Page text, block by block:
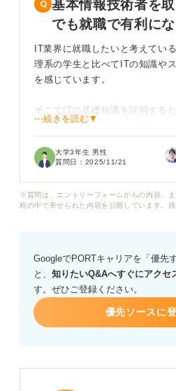
基本情報技術者を
でも就職で有利に
IT業界に就職したいと考えてい
理系の学生と比べてITの知識や
を感じています。
そこでITの基礎知識を証明する
試験」の取得を目指して勉強し
が有利になるのでしょうか？
がいれば、具体的な経験談や資
⋯続きを読む▼
大学3年生 男性
質問日： 2025/11/21
※質問は、エントリーフォームからの内容、
程の中で寄せられた内容を公開しています。
GoogleでPORTキャリアを「優先
と、 知りたいQ&Aへすぐにアクセ
す。ぜひご登録ください。
優先ソースに